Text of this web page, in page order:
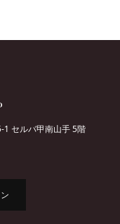
セルバ甲南山手 5階